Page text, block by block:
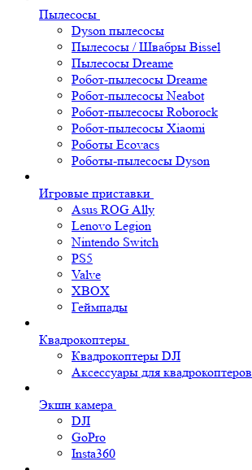
Пылесосы
Dyson пылесосы
Пылесосы / Швабры Bissel
Пылесосы Dreame
Робот-пылесосы Dreame
Робот-пылесосы Neabot
Робот-пылесосы Roborock
Робот-пылесосы Xiaomi
Роботы Ecovacs
Роботы-пылесосы Dyson
Игровые приставки
Asus ROG Ally
Lenovo Legion
Nintendo Switch
PS5
Valve
XBOX
Геймпады
Квадрокоптеры
Квадрокоптеры DJI
Аксессуары для квадрокоптеров
Экшн камера
DJI
GoPro
Insta360